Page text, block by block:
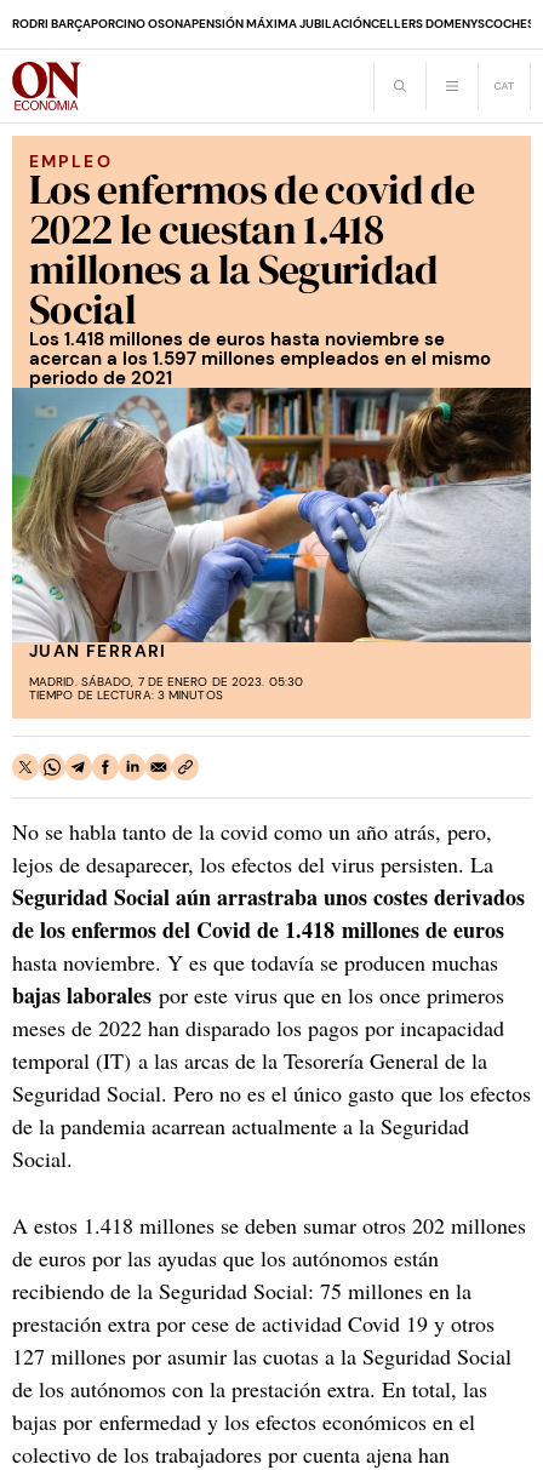
RODRI BARÇAPORCINO OSONAPENSIÓN MÁXIMA JUBILACIÓNCELLERS DOMENYSCOCHES
EMPLEO
Los enfermos de covid de
2022 le cuestan 1.418
millones a la Seguridad
Social
Los 1.418 millones de euros hasta noviembre se
acercan a los 1.597 millones empleados en el mismo
periodo de 2021
JUAN FERRARI
MADRID. SÁBADO, 7 DE ENERO DE 2023. 05:30
TIEMPO DE LECTURA: 3 MINUTOS
No se habla tanto de la covid como un año atrás, pero,
lejos de desaparecer, los efectos del virus persisten. La
Seguridad Social aún arrastraba unos costes derivados
de los enfermos del Covid de 1.418 millones de euros
hasta noviembre. Y es que todavía se producen muchas
bajas laborales por este virus que en los once primeros
meses de 2022 han disparado los pagos por incapacidad
temporal (IT) a las arcas de la Tesorería General de la
Seguridad Social. Pero no es el único gasto que los efectos
de la pandemia acarrean actualmente a la Seguridad
Social.
A estos 1.418 millones se deben sumar otros 202 millones
de euros por las ayudas que los autónomos están
recibiendo de la Seguridad Social: 75 millones en la
prestación extra por cese de actividad Covid 19 y otros
127 millones por asumir las cuotas a la Seguridad Social
de los autónomos con la prestación extra. En total, las
bajas por enfermedad y los efectos económicos en el
colectivo de los trabajadores por cuenta ajena han